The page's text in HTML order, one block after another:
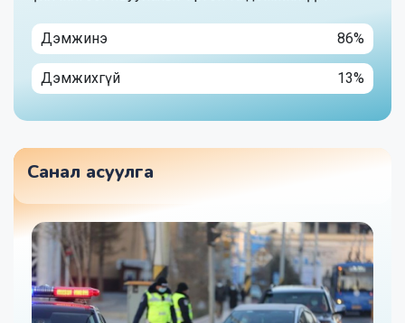
Дэмжинэ 86%
Дэмжихгүй 13%
Санал асуулга